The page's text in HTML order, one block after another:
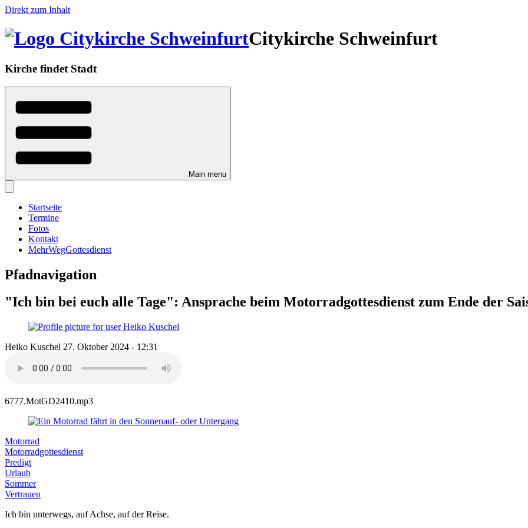
Direkt zum Inhalt
Citykirche Schweinfurt
Kirche findet Stadt
Main menu
Startseite
Termine
Fotos
Kontakt
MehrWegGottesdienst
Pfadnavigation
"Ich bin bei euch alle Tage": Ansprache beim Motorradgottesdienst zum Ende der
Heiko Kuschel 27. Oktober 2024 - 12:31
6777.MotGD2410.mp3
Motorrad
Motorradgottesdienst
Predigt
Urlaub
Sommer
Vertrauen
Ich bin unterwegs, auf Achse, auf der Reise.